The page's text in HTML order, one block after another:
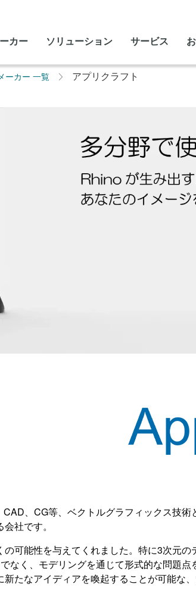
カー ソリューション サービス
ーカー 一覧​ アプリクラフト
、CG等、ベクトルグラフィックス技
社です。
可能性を与えてくれました。特に3次元
なく、モデリングを通じて形式的な問題
たなアイディアを喚起することが可能な